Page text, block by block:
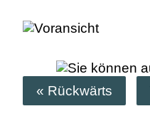
« Rückwärts